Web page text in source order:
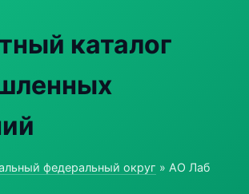
каталог
федеральный округ » АО Лаб